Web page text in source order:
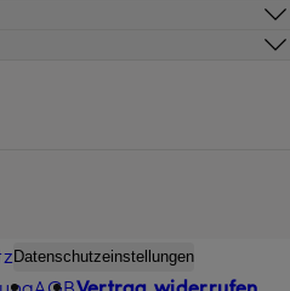
Datenschutzeinstellungen